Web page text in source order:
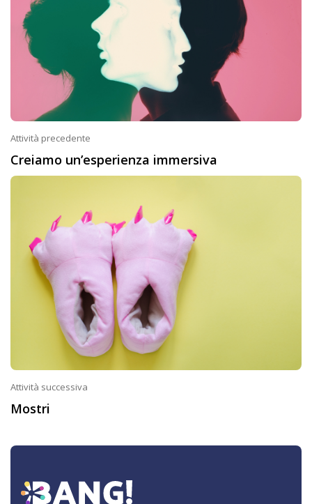
Attività precedente
Creiamo un’esperienza immersiva
Attività successiva
Mostri